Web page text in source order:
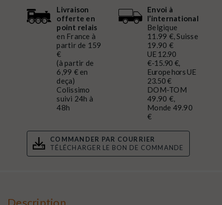
Livraison
offerte en
point relais
en France à
partir de 159
€
(à partir de
6,99 € en
deça)
Colissimo
suivi 24h à
48h
Envoi à
l’international
Belgique
11.99 €, Suisse
19.90 €
UE 12.90
€-15.90 €,
Europe hors UE
23.50 €
DOM-TOM
49.90 €,
Monde 49.90
€
COMMANDER PAR COURRIER
TÉLÉCHARGER LE BON DE COMMANDE
Description